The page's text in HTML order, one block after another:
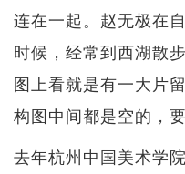
连在一起。赵无极在
时候，经常到西湖散
图上看就是有一大片
构图中间都是空的，
去年杭州中国美术学